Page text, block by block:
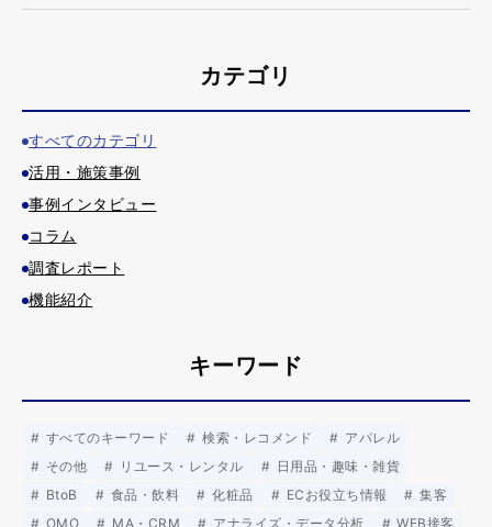
カテゴリ
すべてのカテゴリ
活用・施策事例
事例インタビュー
コラム
調査レポート
機能紹介
キーワード
すべてのキーワード 検索・レコメンド
アパレル
その他
リユース・レンタル
日用品・趣味・雑貨
BtoB
食品・飲料 化粧品 ECお役立ち情報
集客
OMO
MA・CRM アナライズ・データ分析
WEB接客